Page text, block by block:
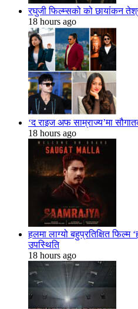
रघुजी फिल्म्सको को छायांकन
18 hours ago
‘द राइज अफ साम्राज्य’मा
18 hours ago
हलमा लाग्यो बहुप्रतिक्षित
उपस्थिति
18 hours ago